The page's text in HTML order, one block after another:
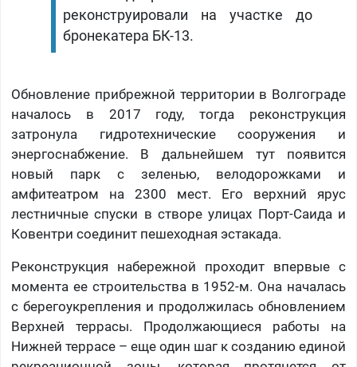
реконструировали на участке до
бронекатера БК-13.
Обновление прибрежной территории в Волгограде
началось в 2017 году, тогда реконструкция
затронула гидротехнические сооружения и
энергоснабжение. В дальнейшем тут появится
новый парк с зеленью, велодорожками и
амфитеатром на 2300 мест. Его верхний ярус
лестничные спуски в створе улицах Порт-Саида и
Ковентри соединит пешеходная эстакада.
Реконструкция набережной проходит впервые с
момента ее строительства в 1952-м. Она началась
с берегоукрепления и продолжилась обновлением
Верхней террасы. Продолжающиеся работы на
Нижней террасе – еще один шаг к созданию единой